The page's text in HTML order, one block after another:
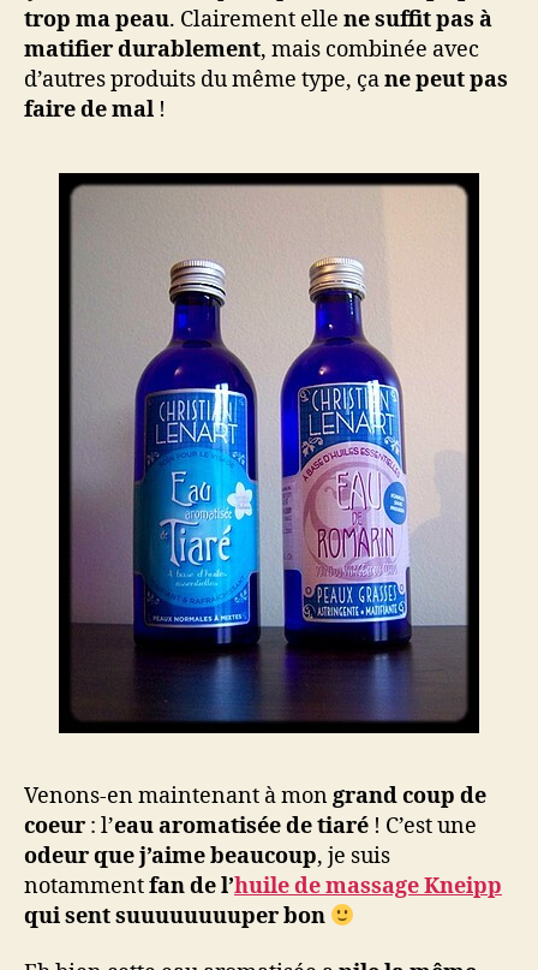
trop ma peau. Clairement elle ne suffit pas à
matifier durablement, mais combinée avec
d’autres produits du même type, çane peut pas
faire de mal !
Venons-en maintenant à mongrand coup de
coeur : l’eau aromatisée de tiaré ! C’est une
odeur que j’aime beaucoup, je suis
notammentfan de l’huile de massage Kneipp
qui sent suuuuuuuuper bon